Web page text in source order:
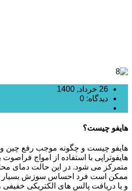
26 خرداد, 1400
دیدگاه: 0
هایفو چیست؟
هایفو چیست و چگونه موجب رفع
هایفوتراپی با استفاده از امواج
متمرکز می شود. در این حالت دمای
ممکن است فرد احساس سوزش
و یا دریافت پالس های الکتریکی